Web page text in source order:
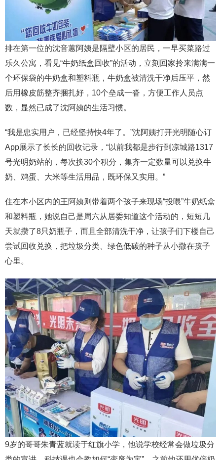
排在第一位的沈音蕙阿姨是隔壁小区的居民，一早买菜路过
乐久公寓，看见“牛奶纸盒回收”的活动，立刻回家拎来满满一
个环保袋的牛奶盒和塑料瓶，牛奶盒被清洗干净后压平，然
后用橡皮筋整齐捆扎好，10个垒成一沓，方便工作人员点
数，显然已成了沈阿姨的生活习惯。
“我是忠实用户，已经坚持快4年了。”沈阿姨打开光明随心订
App展示了长长的回收记录，“以前我都是步行到凉城路1317
号光明奶站的，每次换30个积分，集齐一定数量可以兑换牛
奶、鸡蛋、大米等生活用品，既环保又实用。”
住在本小区内的王阿姨则带着两个孩子来现场“投喂”牛奶纸盒
和塑料瓶，她说自己是周六从居委知道这个活动的，短短几
天就攒了8只奶瓶子，而且全部清洗干净，让孩子们下楼自己
尝试回收兑换，把垃圾分类、绿色低碳的种子从小撒在孩子
心里。
9岁的哥哥朱青蓝就读于红旗小学，他说学校经常会做垃圾分